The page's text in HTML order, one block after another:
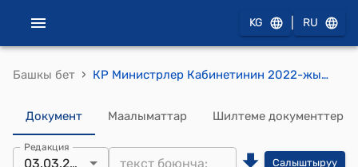
KG RU
Башкы бет › КР Министрлер Кабинетинин 2022-жылдын 3-марты № 97-т "Кыргыз Республикасынын Министрлер Кабинетинин 2022-жылдын 12-январындагы № 3-т тескемесине өзгөртүүлөр киргизүү жөнүндө" тескемеси
Документ Маалыматтар Шилтеме документтер
Редакция
03.03.2022 Салыштыруу